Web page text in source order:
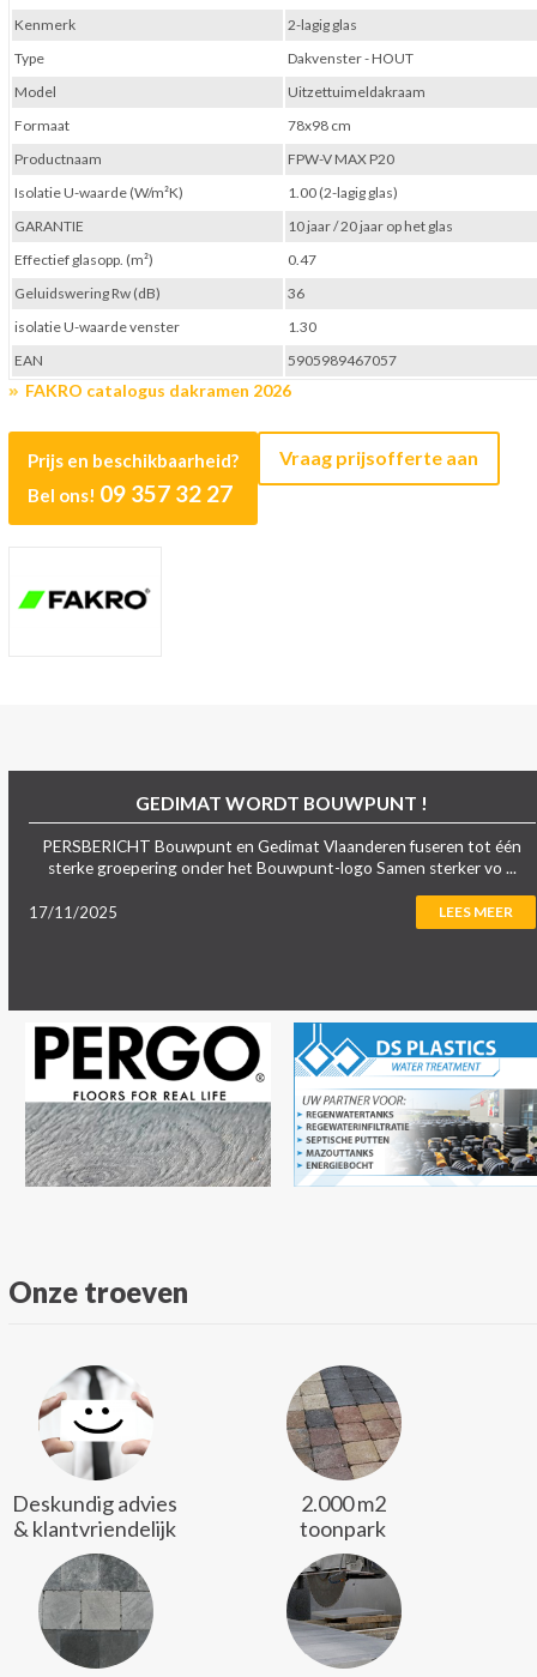
FAKRO catalogus dakramen 2026
Prijs en beschikbaarheid?
Bel ons! 09 357 32 27
Vraag prijsofferte aan
Kenmerk
2-lagig glas
Type
Dakvenster - HOUT
Model
Uitzettuimeldakraam
Formaat
78x98 cm
Productnaam
FPW-V MAX P20
Isolatie U-waarde (W/m²K)
1.00 (2-lagig glas)
GARANTIE
10 jaar / 20 jaar op het glas
Effectief glasopp. (m²)
0.47
Geluidswering Rw (dB)
36
isolatie U-waarde venster
1.30
EAN
5905989467057
GEDIMAT WORDT BOUWPUNT !
PERSBERICHT Bouwpunt en Gedimat Vlaanderen fuseren tot één
sterke groepering onder het Bouwpunt-logo Samen sterker vo ...
17/11/2025 LEES MEER
Onze troeven
Deskundig advies
& klantvriendelijk
2.000 m2
toonpark